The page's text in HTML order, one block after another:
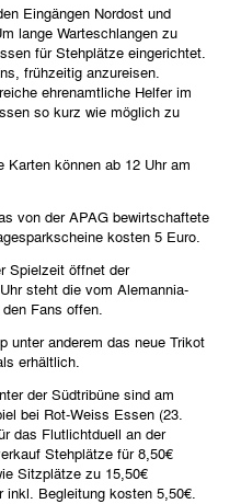
Eingängen Nordost und
lange Warteschlangen zu
für Stehplätze eingerichtet.
frühzeitig anzureisen.
ehrenamtliche Helfer im
so kurz wie möglich zu
Karten können ab 12 Uhr am
von der APAG bewirtschaftete
kosten 5 Euro.
Spielzeit öffnet der
steht die vom Alemannia-
Fans offen.
unter anderem das neue Trikot
erhältlich.
der Südtribüne sind am
bei Rot-Weiss Essen (23.
das Flutlichtduell an der
Stehplätze für 8,50€
Sitzplätze zu 15,50€
Begleitung kosten 5,50€.